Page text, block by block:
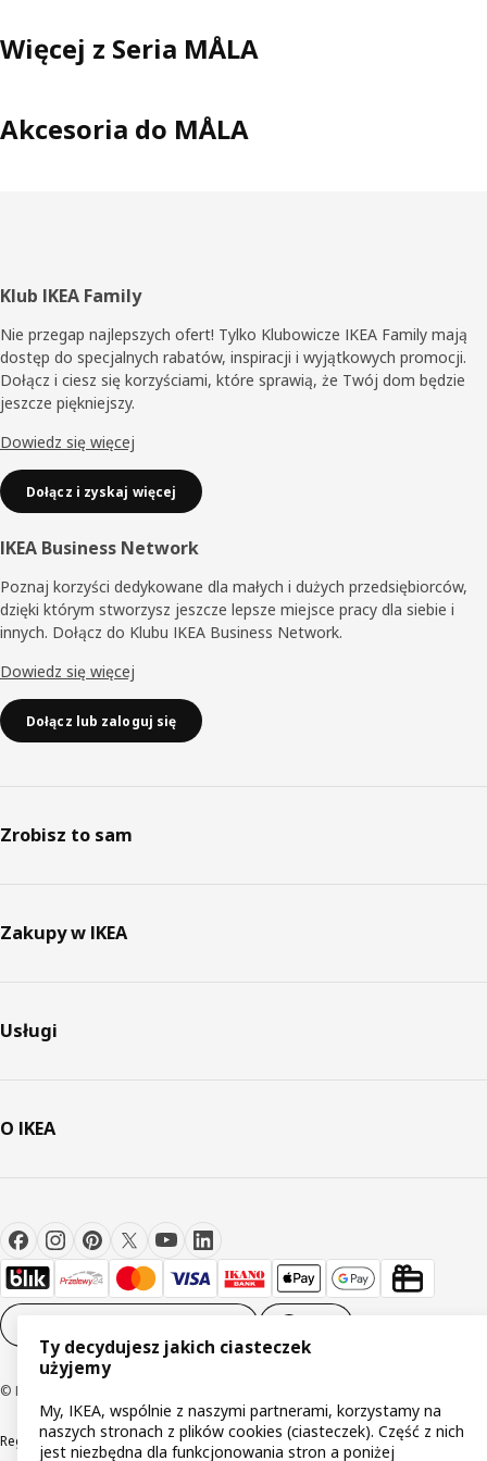
Więcej z Seria MÅLA
Akcesoria do MÅLA
Stopka
Klub IKEA Family
Nie przegap najlepszych ofert! Tylko Klubowicze IKEA Family mają
dostęp do specjalnych rabatów, inspiracji i wyjątkowych promocji.
Dołącz i ciesz się korzyściami, które sprawią, że Twój dom będzie
jeszcze piękniejszy.
Dowiedz się więcej
Dołącz i zyskaj więcej
IKEA Business Network
Poznaj korzyści dedykowane dla małych i dużych przedsiębiorców,
dzięki którym stworzysz jeszcze lepsze miejsce pracy dla siebie i
innych. Dołącz do Klubu IKEA Business Network.
Dowiedz się więcej
Dołącz lub zaloguj się
Zrobisz to sam
Zakupy w IKEA
Usługi
O IKEA
© Inter IKEA Systems B.V 1999-2026
RegulaminyPolityka prywatnościWycofane produkty
Ty decydujesz jakich ciasteczek
użyjemy
My, IKEA, wspólnie z naszymi partnerami, korzystamy na
naszych stronach z plików cookies (ciasteczek). Część z nich
jest niezbędna dla funkcjonowania stron a poniżej